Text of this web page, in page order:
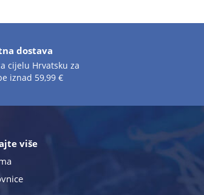
dostava
cijelu Hrvatsku za
iznad 59,99 €
više